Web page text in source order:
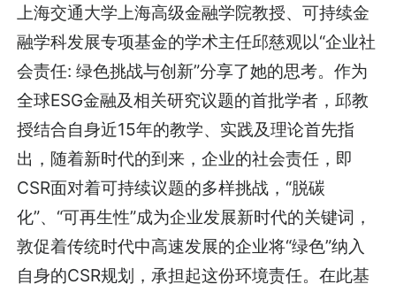
上海交通大学上海高级金融学院教授、可持续金
融学科发展专项基金的学术主任邱慈观以“企业社
会责任: 绿色挑战与创新”分享了她的思考。作为
全球ESG金融及相关研究议题的首批学者，邱教
授结合自身近15年的教学、实践及理论首先指
出，随着新时代的到来，企业的社会责任，即
CSR面对着可持续议题的多样挑战，“脱碳
化”、“可再生性”成为企业发展新时代的关键词，
敦促着传统时代中高速发展的企业将“绿色”纳入
自身的CSR规划，承担起这份环境责任。在此基